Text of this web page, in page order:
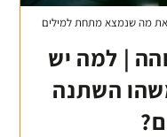
את מה שנמצא מתחת למילים
| למה יש
השתנה